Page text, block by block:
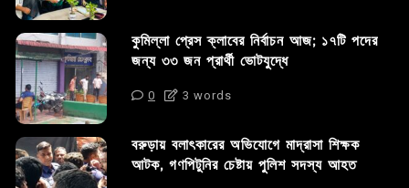
কুমিল্লা প্রেস ক্লাবের নির্বাচন আজ; ১৭টি পদের
জন্য ৩৩ জন প্রার্থী ভোটযুদ্ধে
0 3 words
বরুড়ায় বলাৎকারের অভিযোগে মাদ্রাসা শিক্ষক
আটক, গণপিটুনির চেষ্টায় পুলিশ সদস্য আহত